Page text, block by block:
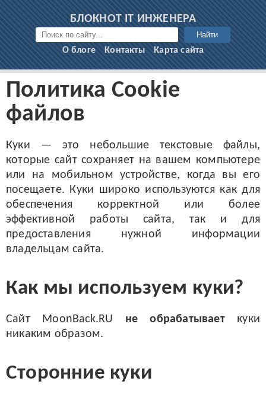
БЛОКНОТ IT ИНЖЕНЕРА
Найти
О блоге Контакты Карта сайта
Политика Cookie
файлов
Куки — это небольшие текстовые файлы,
которые сайт сохраняет на вашем компьютере
или на мобильном устройстве, когда вы его
посещаете. Куки широко используются как для
обеспечения корректной или более
эффективной работы сайта, так и для
предоставления нужной информации
владельцам сайта.
Как мы используем куки?
Сайт MoonBack.RU не обрабатываеткуки
никаким образом.
Сторонние куки